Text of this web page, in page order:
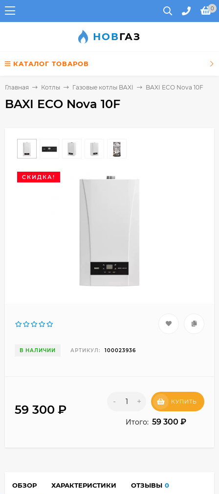
0
НОВГАЗ
КАТАЛОГ ТОВАРОВ
Главная Котлы Газовые котлы BAXI BAXI ECO Nova 10F
BAXI ECO Nova 10F
СКИДКА!
В НАЛИЧИИ АРТИКУЛ: 100023936
59 300 ₽
- + КУПИТЬ
Итого: 59 300 ₽
ОБЗОР ХАРАКТЕРИСТИКИ ОТЗЫВЫ 0